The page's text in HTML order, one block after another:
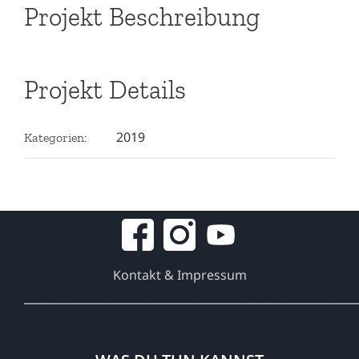
Projekt Beschreibung
Projekt Details
Kategorien: 2019
Kontakt & Impressum